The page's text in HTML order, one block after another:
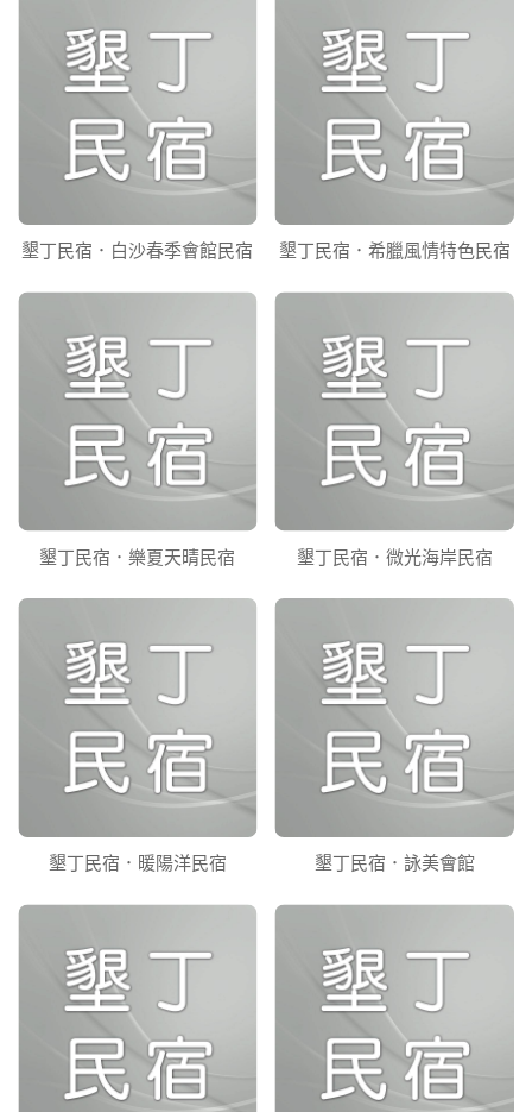
墾丁民宿．白沙春季會館民宿 墾丁民宿．希臘風情特色民宿
墾丁民宿．樂夏天晴民宿 墾丁民宿．微光海岸民宿
墾丁民宿．暖陽洋民宿 墾丁民宿．詠美會館